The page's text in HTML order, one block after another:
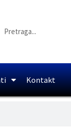
Kontakt